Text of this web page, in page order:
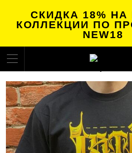
СКИДКА 18%
КОЛЛЕКЦИИ ПО
NEW18